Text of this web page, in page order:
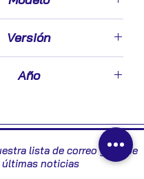
Versión
Año
lista de correo y recibe
últimas noticias